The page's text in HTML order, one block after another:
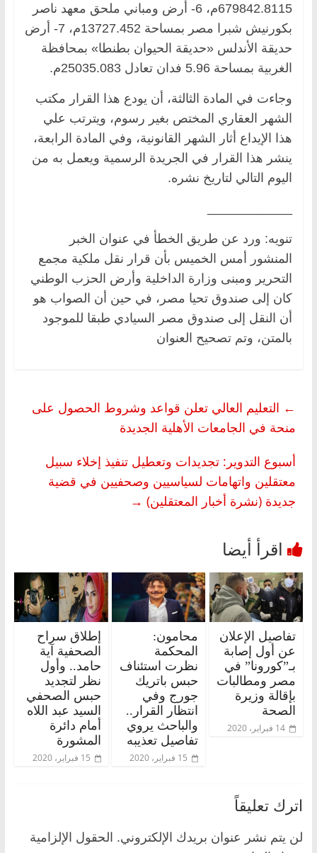
679842.8115م، 6- أرض ومباني ملحق معهد ناصر
بكورنيش شبرا مصر بمساحة 13727.452م، 7- أرض
حديقة الأندلس «حديقة الحيوان بطنطا» بمحافظة
الغربية بمساحة 5.96 فدان تعادل 25035.083م.
وجاءت في المادة الثالثة، أن يودع هذا القرار مكتب
الشهر العقاري المختص بغير رسوم، ويترتب علي
هذا الإيداع أثار الشهر القانونية، وفي المادة الرابعة،
ينشر هذا القرار في الجريدة الرسمية ويعمل به من
اليوم التالي لتاريخ نشره.
تنويه: ورد عن طريق الخطأ في عنوان الخبر
المنشور أمس الخميس بأن قرار نقل ملكية مجمع
التحرير ومبنى وزارة الداخلية وأرض الحزب الوطني
كان إلى صندوق تحيا مصر، في حين أن الصواب هو
أن النقل إلى صندوق مصر السيادي طبقا للموجود
بالمتن، وتم تصحيح العنوان
← التعليم العالي تعلن قواعد وشروط الحصول على
منحة في الجامعات الأهلية الجديدة
أسبوع التدوير: تجديدات وتعطيل تنفيذ إخلاء سبيل
معتقلين واتهامات لسياسيين وصحفيين في قضية
جديدة (نشرة أخبار المعتقلين) →
تفاصيل الإعلان
عن أول إصابة
بـ”كورونا” في
مصر ومطالبات
بإقالة وزيرة
الصحة
14 فبراير، 2020
محامون:
المحكمة
نظرت استئناف
حبس باتريك
جورج وفي
انتظار القرار..
والباحث يروي
تفاصيل تعذيبه
15 فبراير، 2020
إطلاق سراح
الصحفية آية
حامد.. وأول
نظر لتجديد
حبس الصحفي
السيد عبد اللاه
أمام دائرة
المشورة
15 فبراير، 2020
اترك تعليقاً
لن يتم نشر عنوان بريدك الإلكتروني. الحقول الإلزامية